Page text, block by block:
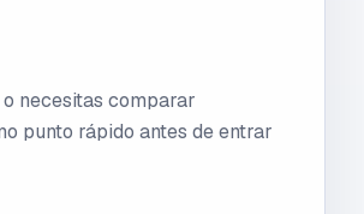
necesitas comparar
punto rápido antes de entrar